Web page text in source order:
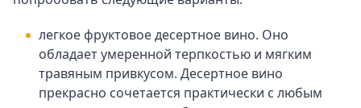
легкое фруктовое десертное вино. Оно
обладает умеренной терпкостью и мягким
травяным привкусом. Десертное вино
прекрасно сочетается практически с любым